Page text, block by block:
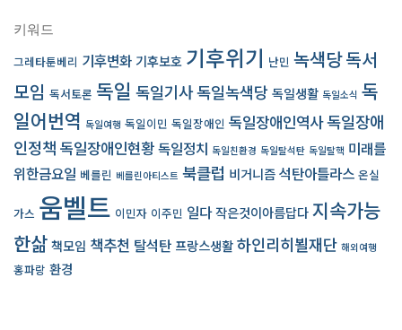
키워드
그레타툰베리 기후변화 기후보호 기후위기 난민 녹색당독서
모임 독서토론 독일 독일기사독일녹색당 독일생활 독일소식 독
일어번역 독일여행 독일이민 독일장애인 독일장애인역사독일장애
인정책 독일장애인현황독일정치 독일친환경 독일탈석탄 독일탈핵 미래를
위한금요일 베를린 베를린아티스트 북클럽 비거니즘석탄아틀라스 온실
가스 움벨트 이민자 이주민 일다작은것이아름답다지속가능
한삶책모임 책추천 탈석탄 프랑스생활하인리히뵐재단 해외여행
홍파랑 환경